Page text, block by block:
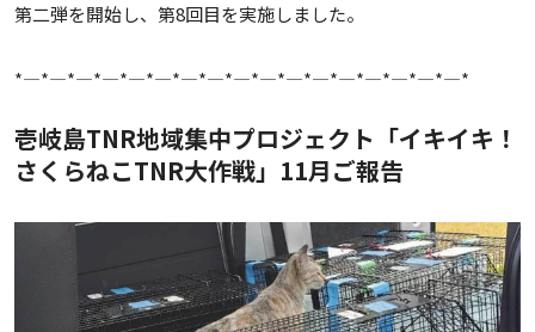
第二弾を開始し、第8回目を実施しました。
*—*—*—*—*—*—*—*—*—*—*—*—*—*—*—*—*—*
壱岐島TNR地域集中プロジェクト「イキイキ！
さくらねこTNR大作戦」11月ご報告